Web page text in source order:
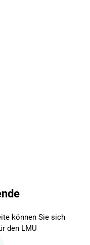
können Sie sich
den LMU